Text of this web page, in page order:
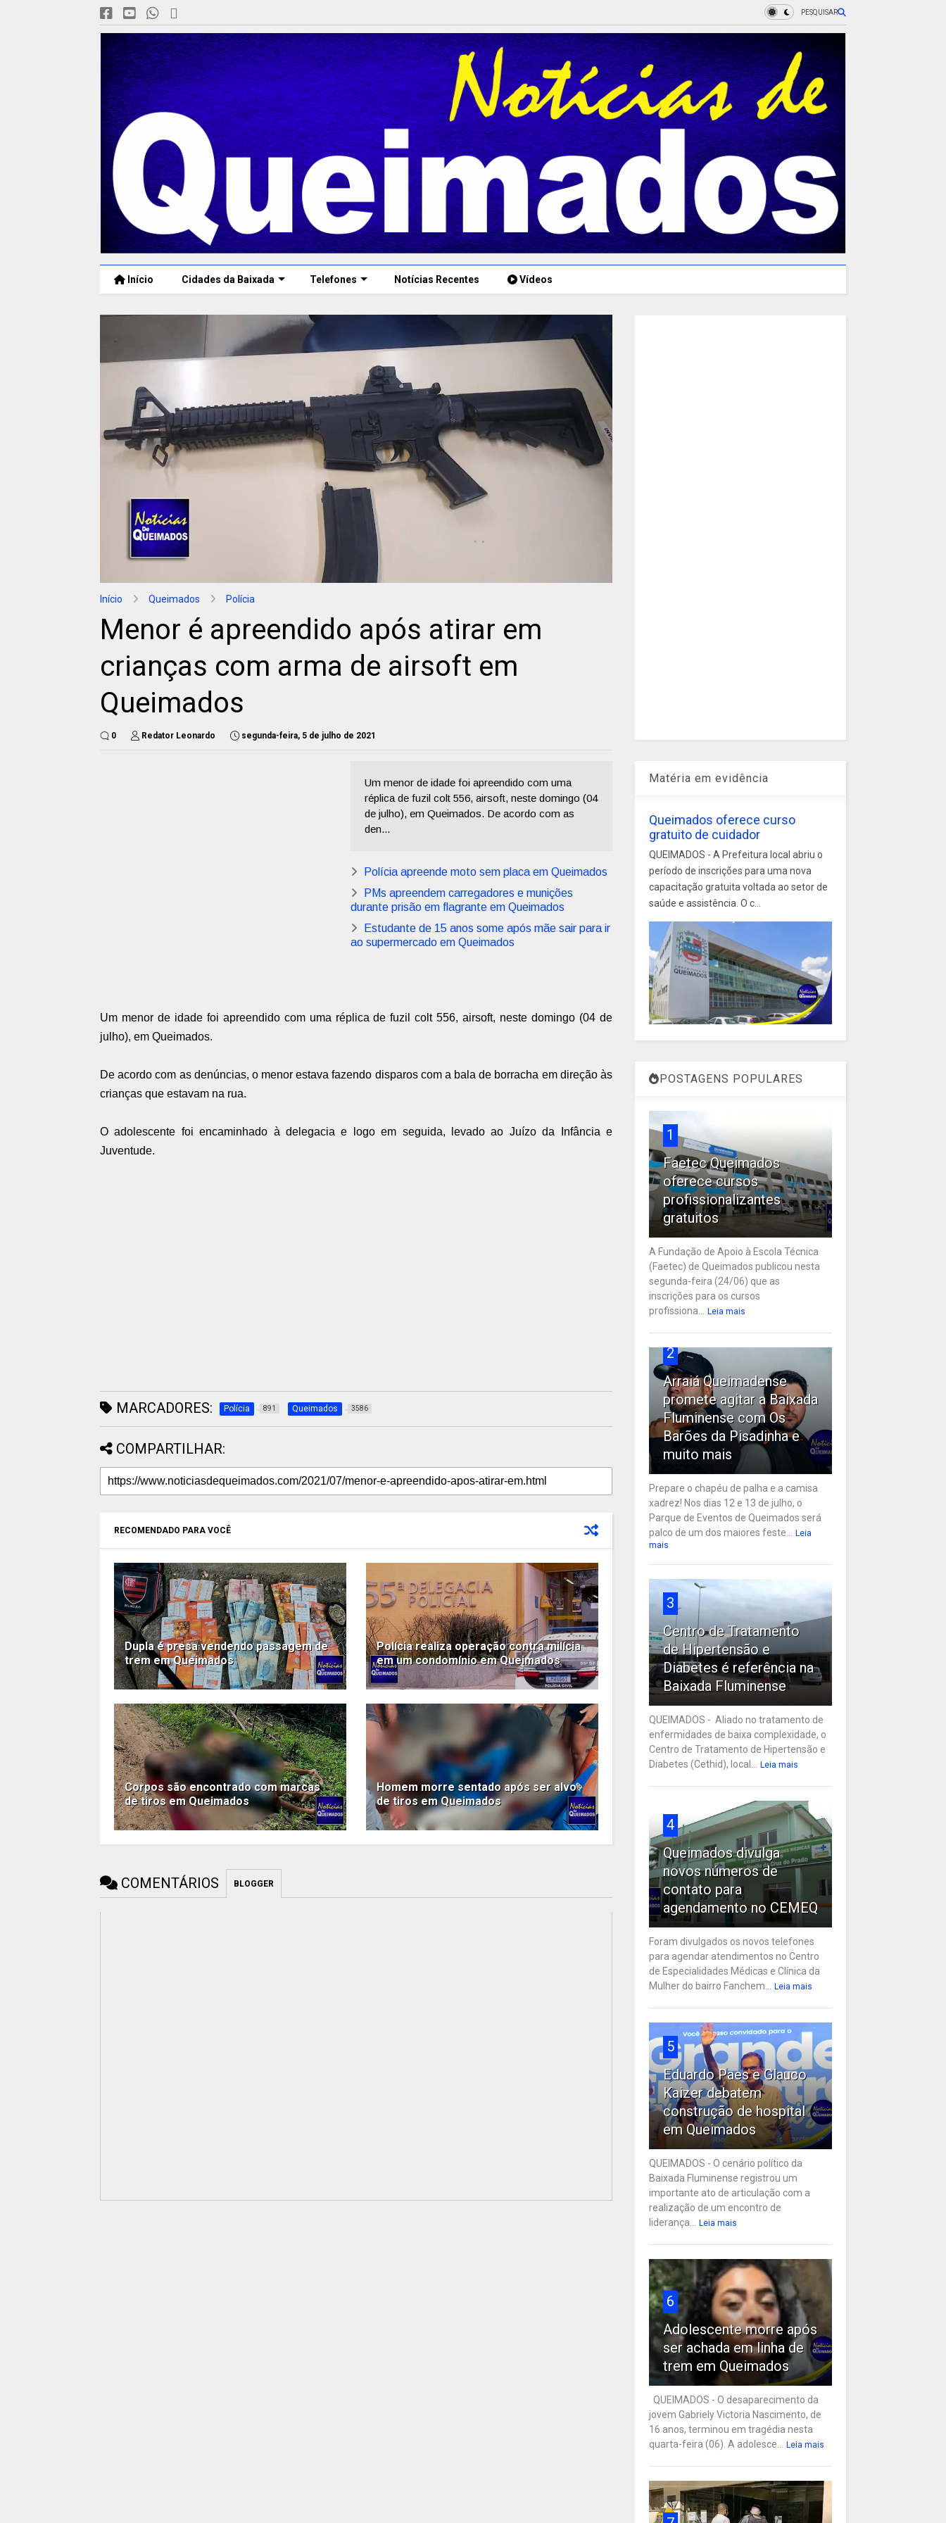
PESQUISAR
Início Cidades da Baixada Telefones Notícias Recentes Vídeos
Início Queimados Polícia
Menor é apreendido após atirar em
crianças com arma de airsoft em
Queimados
0 Redator Leonardo segunda-feira, 5 de julho de 2021
Um menor de idade foi apreendido com uma
réplica de fuzil colt 556, airsoft, neste domingo (04
de julho), em Queimados. De acordo com as
den...
Polícia apreende moto sem placa em Queimados
PMs apreendem carregadores e munições
durante prisão em flagrante em Queimados
Estudante de 15 anos some após mãe sair para ir
ao supermercado em Queimados
Um menor de idade foi apreendido com uma réplica de fuzil colt 556, airsoft, neste domingo (04 de
julho), em Queimados.
De acordo com as denúncias, o menor estava fazendo disparos com a bala de borracha em direção às
crianças que estavam na rua.
O adolescente foi encaminhado à delegacia e logo em seguida, levado ao Juízo da Infância e
Juventude.
MARCADORES: Polícia 891 Queimados 3586
COMPARTILHAR:
RECOMENDADO PARA VOCÊ
Dupla é presa vendendo passagem de
trem em Queimados
Polícia realiza operação contra milícia
em um condomínio em Queimados
Corpos são encontrado com marcas
de tiros em Queimados
Homem morre sentado após ser alvo
de tiros em Queimados
COMENTÁRIOS BLOGGER
Matéria em evidência
Queimados oferece curso
gratuito de cuidador
QUEIMADOS - A Prefeitura local abriu o
período de inscrições para uma nova
capacitação gratuita voltada ao setor de
saúde e assistência. O c...
POSTAGENS POPULARES
1
Faetec Queimados
oferece cursos
profissionalizantes
gratuitos
A Fundação de Apoio à Escola Técnica
(Faetec) de Queimados publicou nesta
segunda-feira (24/06) que as
inscrições para os cursos
profissiona...
Leia mais
2
Arraiá Queimadense
promete agitar a Baixada
Fluminense com Os
Barões da Pisadinha e
muito mais
Prepare o chapéu de palha e a camisa
xadrez! Nos dias 12 e 13 de julho, o
Parque de Eventos de Queimados será
palco de um dos maiores feste...
Leia
mais
3
Centro de Tratamento
de Hipertensão e
Diabetes é referência na
Baixada Fluminense
QUEIMADOS - Aliado no tratamento de
enfermidades de baixa complexidade, o
Centro de Tratamento de Hipertensão e
Diabetes (Cethid), local...
Leia mais
4
Queimados divulga
novos números de
contato para
agendamento no CEMEQ
Foram divulgados os novos telefones
para agendar atendimentos no Centro
de Especialidades Médicas e Clínica da
Mulher do bairro Fanchem...
Leia mais
5
Eduardo Paes e Glauco
Kaizer debatem
construção de hospital
em Queimados
QUEIMADOS - O cenário político da
Baixada Fluminense registrou um
importante ato de articulação com a
realização de um encontro de
liderança...
Leia mais
6
Adolescente morre após
ser achada em linha de
trem em Queimados
QUEIMADOS - O desaparecimento da
jovem Gabriely Victoria Nascimento, de
16 anos, terminou em tragédia nesta
quarta-feira (06). A adolesce...
Leia mais